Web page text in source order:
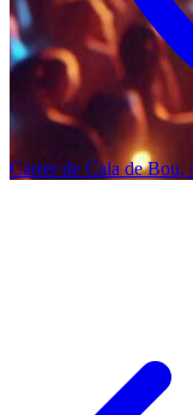
Carrer de Cala de Bou,